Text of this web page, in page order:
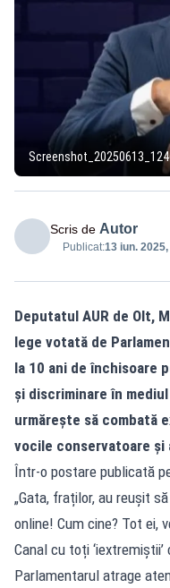
Scris de Autor
Publicat:13 iun.
Deputatul AUR de Olt,
lege votată de
la 10 ani de închisoare
și discriminare în
urmărește să combată
vocile conservatoare și
Într-o postare publicată
„Gata, fraților, au reușit
online! Cum cine? Tot ei,
Canal cu toți
Parlamentarul atrage